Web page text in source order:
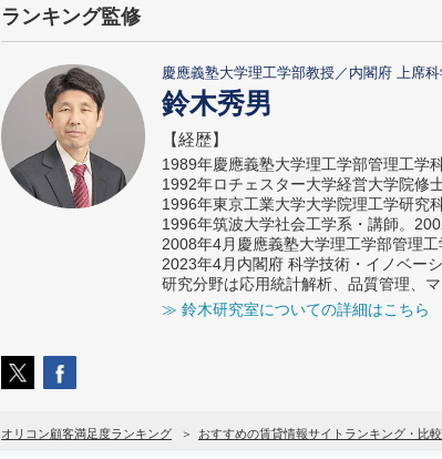
ランキング監修
慶應義塾大学理工学部教授／内閣府 上席
鈴木秀男
【経歴】
1989年慶應義塾大学理工学部管理工学科
1992年ロチェスター大学経営大学院修
1996年東京工業大学大学院理工学研究
1996年筑波大学社会工学系・講師。
2008年4月慶應義塾大学理工学部管理
2023年4月内閣府 科学技術・イノベー
研究分野は応用統計解析、品質管理、マ
≫ 鈴木研究室についての詳細はこちら
オリコン顧客満足度ランキング おすすめの賃貸情報サイトランキング・比較